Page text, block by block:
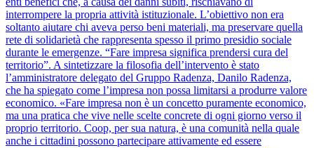
interrompere la propria attività istituzionale. L’obiettivo non era
soltanto aiutare chi aveva perso beni materiali, ma preservare quella
rete di solidarietà che rappresenta spesso il primo presidio sociale
durante le emergenze. “Fare impresa significa prendersi cura del
territorio”. A sintetizzare la filosofia dell’intervento è stato
l’amministratore delegato del Gruppo Radenza, Danilo Radenza,
che ha spiegato come l’impresa non possa limitarsi a produrre valore
economico. «Fare impresa non è un concetto puramente economico,
ma una pratica che vive nelle scelte concrete di ogni giorno verso il
proprio territorio. Coop, per sua natura, è una comunità nella quale
anche i cittadini possono partecipare attivamente ed essere